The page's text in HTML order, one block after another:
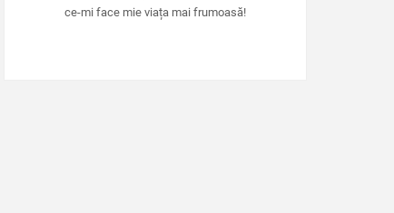
ce-mi face mie viața mai frumoasă!